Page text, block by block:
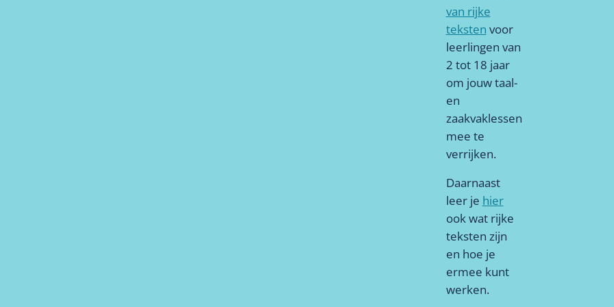
van rijke
teksten voor
leerlingen van
2 tot 18 jaar
om jouw taal-
en
zaakvaklessen
mee te
verrijken.
Daarnaast
leer je hier
ook wat rijke
teksten zijn
en hoe je
ermee kunt
werken.